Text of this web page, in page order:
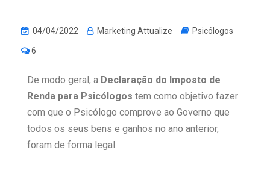
04/04/2022 Marketing Attualize Psicólogos
6
De modo geral, a Declaração do Imposto de
Renda para Psicólogos tem como objetivo fazer
com que o Psicólogo comprove ao Governo que
todos os seus bens e ganhos no ano anterior,
foram de forma legal.